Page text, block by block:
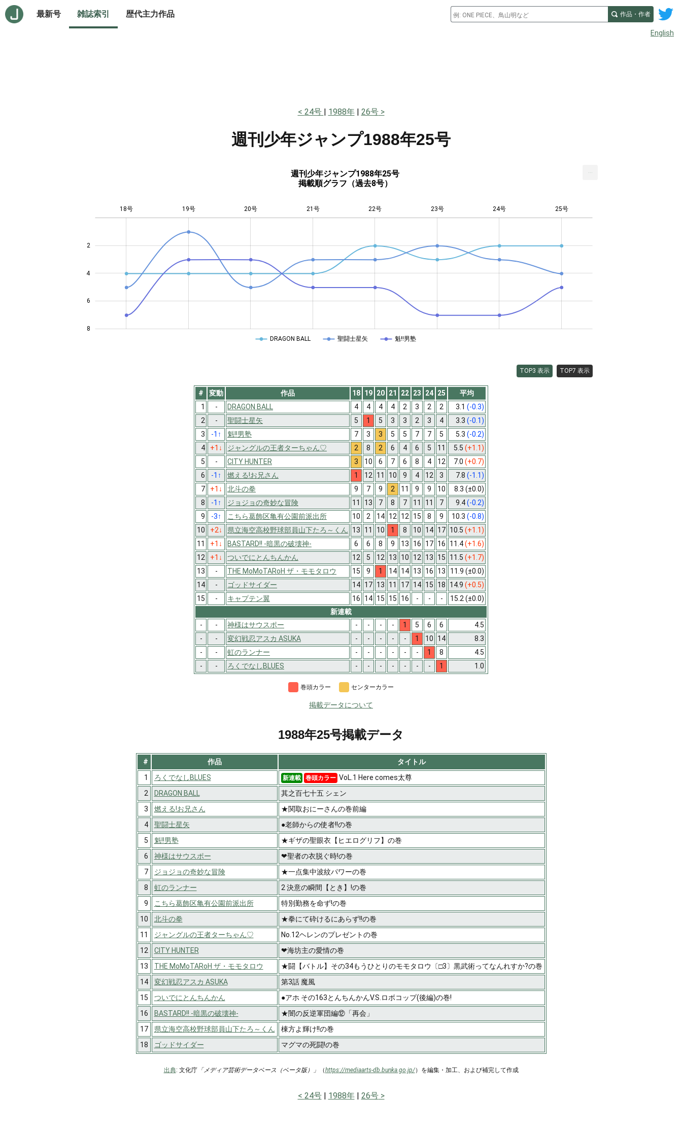
最新号 雑誌索引 歴代主力作品 作品・作者
English
24号 1988年 26号
週刊少年ジャンプ1988年25号
週刊少年ジャンプ1988年25号
掲載順グラフ（過去8号）
4
2
4
6
8
18号 19号 20号 21号 22号 23号 24号 25号
DRAGON BALL 聖闘士星矢 魁!!男塾
TOP3 表示 TOP7 表示
# 変動 作品 18 19 20 21 22 23 24 25
平均
1
- DRAGON BALL 4 4 4 4 2 3 2 2 3.1 (-0.3)
2
- 聖闘士星矢 5 1 5 3 3 2 3 4 3.3 (-0.1)
3
-1 ↑ 魁!!男塾 7 3 3 5 5 7 7 5 5.3 (-0.2)
4
+1 ↓ ジャングルの王者ターちゃん♡ 2 8 2 6 4 6 5 11 5.5 (+1.1)
5
- CITY HUNTER 3 10 6 7 6 8 4 12 7.0 (+0.7)
6
-1 ↑ 燃える!お兄さん 1 12 11 10 9 4 12 3 7.8 (-1.1)
7
+1 ↓ 北斗の拳 9 7 9 2 11 9 9 10 8.3 (±0.0)
8
-1 ↑ ジョジョの奇妙な冒険 11 13 7 8 7 11 11 7 9.4(-0.2)
9
-3↑ こちら葛飾区亀有公園前派出所 10 2 14 12 12 15 8 9 10.3 (-0.8)
10
+2↓ 県立海空高校野球部員山下たろ～くん 13 11 10 1 8 10 14 17 10.5 (+1.1)
11
+1 ↓ BASTARD!! -暗黒の破壊神- 6 6 8 9 13 16 17 16 11.4(+1.6)
12
+1 ↓ ついでにとんちんかん 12 5 12 13 10 12 13 15 11.5 (+1.7)
13
- THE MoMoTARoH ザ・モモタロウ 15 9 1 14 14 13 16 13 11.9 (±0.0)
14
- ゴッドサイダー 14 17 13 11 17 14 15 18 14.9 (+0.5)
15
- キャプテン翼 16 14 15 15 16 - - - 15.2 (±0.0)
新連載
-
- 神様はサウスポー - - - - 1 5 6 6
4.5
-
- 変幻戦忍アスカ ASUKA - - - - - 1 10 14
8.3
-
- 虹のランナー - - - - - - 1 8
4.5
-
- ろくでなしBLUES - - - - - - - 1 1.0
巻頭カラー センターカラー
掲載データについて
1988年25号掲載データ
# 作品
タイトル
1
ろくでなしBLUES 新連載 巻頭カラー VoL.1 Here comes太尊
2
DRAGON BALL
其之百七十五 シェン
3
燃える!お兄さん
★関取おにーさんの巻前編
4
聖闘士星矢
●老師からの使者!!の巻
5
魁!!男塾
★ギザの聖眼衣【ヒエログリフ】の巻
6
神様はサウスポー
❤聖者の衣脱ぐ時!の巻
7
ジョジョの奇妙な冒険
★一点集中波紋パワーの巻
8
虹のランナー
2 決意の瞬間【とき】!の巻
9
こちら葛飾区亀有公園前派出所
特別勤務を命ず!の巻
10
北斗の拳
★拳にて砕けるにあらず!!の巻
11
ジャングルの王者ターちゃん♡
No.12ヘレンのプレゼントの巻
12
CITY HUNTER
❤海坊主の愛情の巻
13
THE MoMoTARoH ザ・モモタロウ
★闘【バトル】その34もうひとりのモモタロウ〔□3〕黒武術ってなんれすか?の巻
14
変幻戦忍アスカ ASUKA
第3話 魔風
15
ついでにとんちんかん
●アホ その163とんちんかんV.S.ロボコップ(後編)の巻!
16
BASTARD!! -暗黒の破壊神-
★闇の反逆軍団編⑫「再会」
17
県立海空高校野球部員山下たろ～くん
棟方よ輝け!!の巻
18
ゴッドサイダー マグマの死闘!の巻
出典: 文化庁「メディア芸術データベース（ベータ版）」 （https://mediaarts-db.bunka.go.jp/）を編集・加工、および補完して作成
24号 1988年 26号